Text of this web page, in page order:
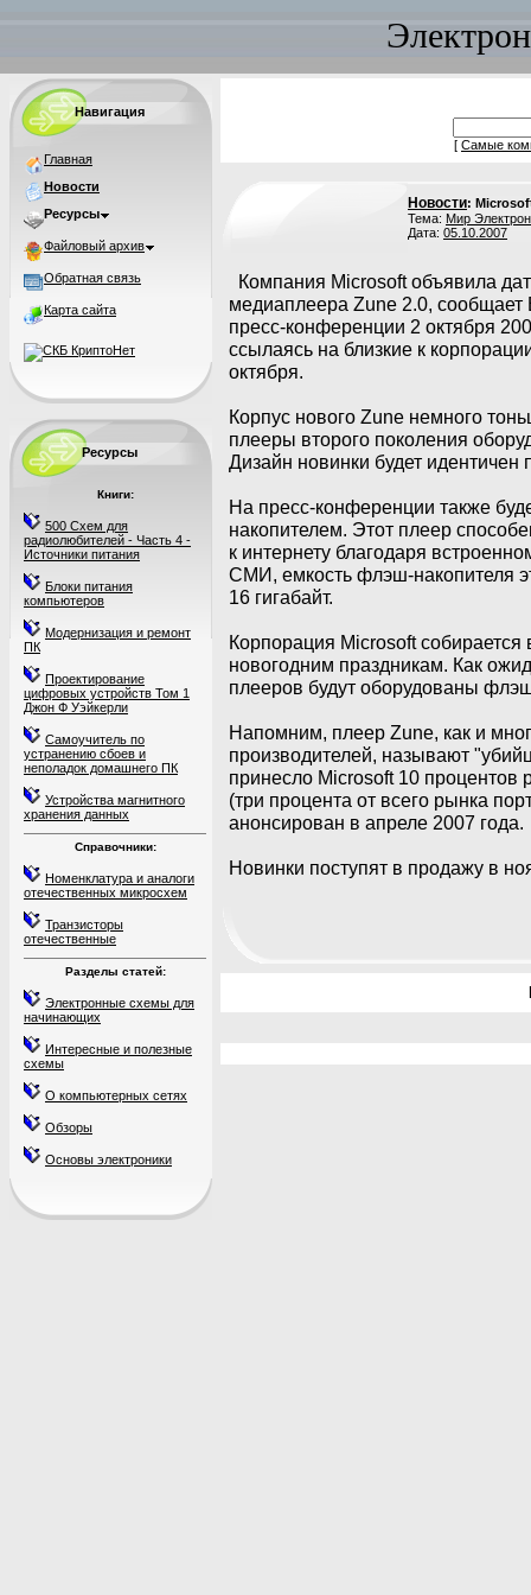
Навигация
Главная
Новости
Ресурсы
Файловый архив
Обратная связь
Карта сайта
Ресурсы
Книги:
500 Схем для
радиолюбителей - Часть 4 -
Источники питания
Блоки питания
компьютеров
Модернизация и ремонт
ПК
Проектирование
цифровых устройств Том 1
Джон Ф Уэйкерли
Самоучитель по
устранению сбоев и
неполадок домашнего ПК
Устройства магнитного
хранения данных
Справочники:
Номенклатура и аналоги
отечественных микросхем
Транзисторы
отечественные
Разделы статей:
Электронные схемы для
начинающих
Интересные и полезные
схемы
О компьютерных сетях
Обзоры
Основы электроники
[ Самые
Новости:
Тема: Мир
Дата: 05.10.2007
Компания Microsoft объявила
медиаплеера Zune 2.0,
пресс-конференции 2 октября
ссылаясь на близкие к
октября.
Корпус нового Zune немного
плееры второго поколения
Дизайн новинки будет идентичен
На пресс-конференции также
накопителем. Этот плеер
к интернету благодаря
СМИ, емкость флэш-накопителя
16 гигабайт.
Корпорация Microsoft
новогодним праздникам. Как
плееров будут оборудованы
Напомним, плеер Zune, как и
производителей, называют
принесло Microsoft 10
(три процента от всего рынка
анонсирован в апреле 2007 года.
Новинки поступят в продажу в